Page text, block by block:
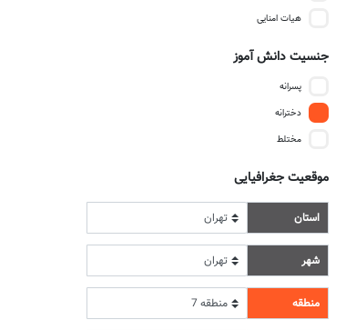
هیات امنایی
جنسیت دانش آموز
پسرانه
دخترانه
مختلط
موقعیت جغرافیایی
استان
شهر
منطقه